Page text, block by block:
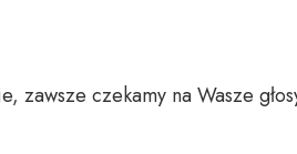
zawsze czekamy na Wasze